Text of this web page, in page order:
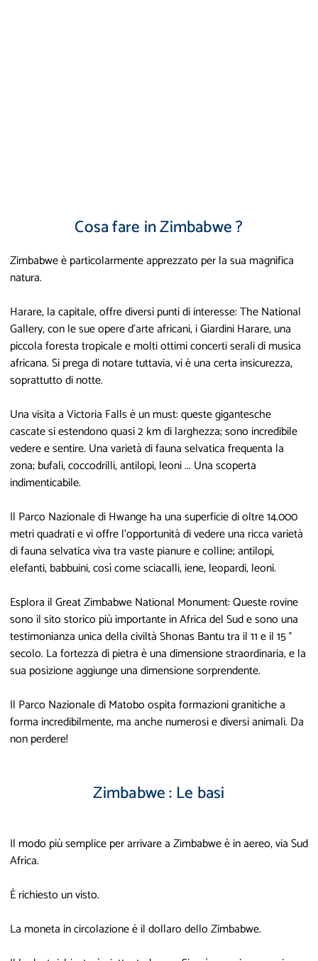
Cosa fare in Zimbabwe ?
Zimbabwe è particolarmente apprezzato per la sua magnifica
natura.
Harare, la capitale, offre diversi punti di interesse: The National
Gallery, con le sue opere d'arte africani, i Giardini Harare, una
piccola foresta tropicale e molti ottimi concerti serali di musica
africana. Si prega di notare tuttavia, vi è una certa insicurezza,
soprattutto di notte.
Una visita a Victoria Falls è un must: queste gigantesche
cascate si estendono quasi 2 km di larghezza; sono incredibile
vedere e sentire. Una varietà di fauna selvatica frequenta la
zona; bufali, coccodrilli, antilopi, leoni ... Una scoperta
indimenticabile.
Il Parco Nazionale di Hwange ha una superficie di oltre 14.000
metri quadrati e vi offre l'opportunità di vedere una ricca varietà
di fauna selvatica viva tra vaste pianure e colline; antilopi,
elefanti, babbuini, così come sciacalli, iene, leopardi, leoni.
Esplora il Great Zimbabwe National Monument: Queste rovine
sono il sito storico più importante in Africa del Sud e sono una
testimonianza unica della civiltà Shonas Bantu tra il 11 e il 15 °
secolo. La fortezza di pietra è una dimensione straordinaria, e la
sua posizione aggiunge una dimensione sorprendente.
Il Parco Nazionale di Matobo ospita formazioni granitiche a
forma incredibilmente, ma anche numerosi e diversi animali. Da
non perdere!
Zimbabwe : Le basi
Il modo più semplice per arrivare a Zimbabwe è in aereo, via Sud
Africa.
È richiesto un visto.
La moneta in circolazione è il dollaro dello Zimbabwe.